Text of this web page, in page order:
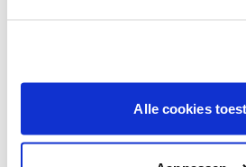
Alle cookies
Deze stijlen zijn misschien